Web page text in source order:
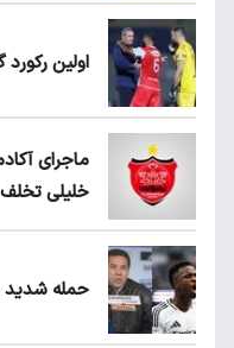
اولین
ماجرای
خلیلی
حمله شدید